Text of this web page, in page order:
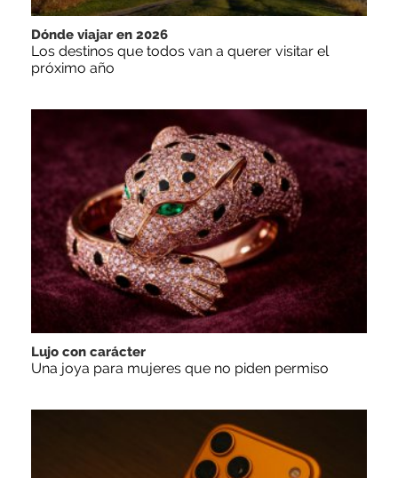
Dónde viajar en 2026
Los destinos que todos van a querer visitar el
próximo año
Lujo con carácter
Una joya para mujeres que no piden permiso